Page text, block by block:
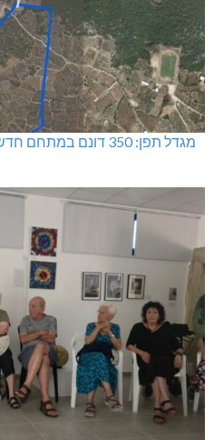
מגדל תפן: 350 דונם במתחם חדש